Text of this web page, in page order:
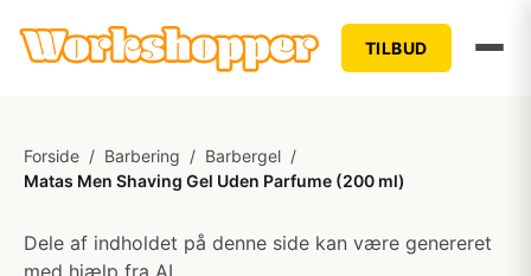
TILBUD
Forside / Barbering / Barbergel /
Matas Men Shaving Gel Uden Parfume (200 ml)
Dele af indholdet på denne side kan være genereret
med hjælp fra AI.